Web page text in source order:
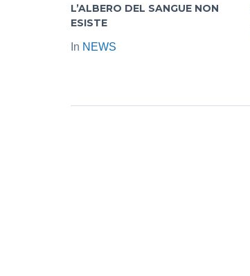
L’ALBERO DEL SANGUE NON
ESISTE
In NEWS